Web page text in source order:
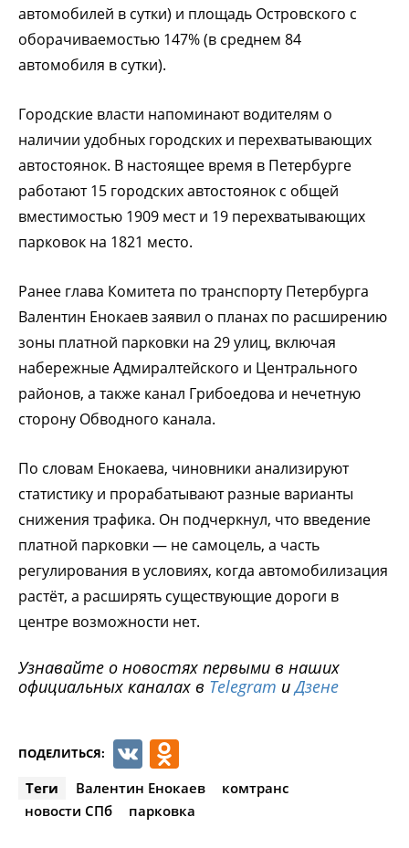
автомобилей в сутки) и площадь Островского с
оборачиваемостью 147% (в среднем 84
автомобиля в сутки).
Городские власти напоминают водителям о
наличии удобных городских и перехватывающих
автостоянок. В настоящее время в Петербурге
работают 15 городских автостоянок с общей
вместимостью 1909 мест и 19 перехватывающих
парковок на 1821 место.
Ранее глава Комитета по транспорту Петербурга
Валентин Енокаев заявил о планах по расширению
зоны платной парковки на 29 улиц, включая
набережные Адмиралтейского и Центрального
районов, а также канал Грибоедова и нечетную
сторону Обводного канала.
По словам Енокаева, чиновники анализируют
статистику и прорабатывают разные варианты
снижения трафика. Он подчеркнул, что введение
платной парковки — не самоцель, а часть
регулирования в условиях, когда автомобилизация
растёт, а расширять существующие дороги в
центре возможности нет.
Узнавайте о новостях первыми в наших
официальных каналах в Telegram иДзене
ПОДЕЛИТЬСЯ: VK
Теги Валентин Енокаев
комтранс
новости СПб
парковка